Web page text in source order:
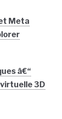
Meta
â€“
3D